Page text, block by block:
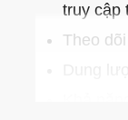
truy cập
Theo
Dung
Khả